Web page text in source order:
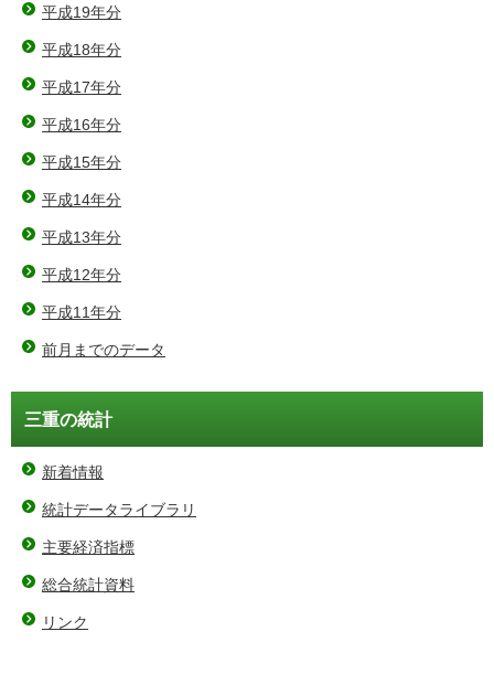
平成19年分
平成18年分
平成17年分
平成16年分
平成15年分
平成14年分
平成13年分
平成12年分
平成11年分
前月までのデータ
三重の統計
新着情報
統計データライブラリ
主要経済指標
総合統計資料
リンク